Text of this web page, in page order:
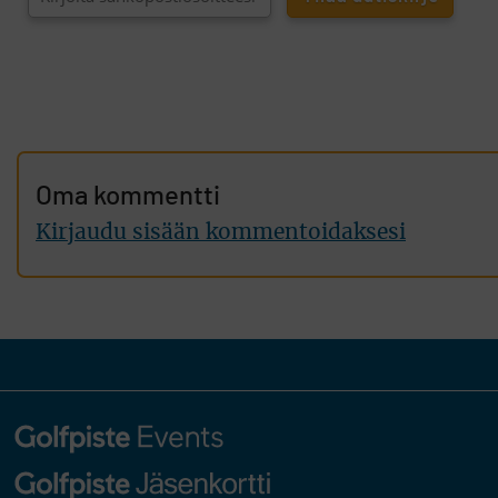
Oma kommentti
Kirjaudu sisään kommentoidaksesi